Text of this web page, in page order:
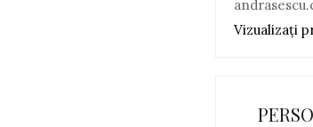
Vizualizați